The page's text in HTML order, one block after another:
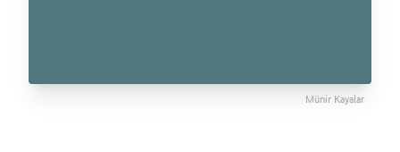
Münir Kayalar